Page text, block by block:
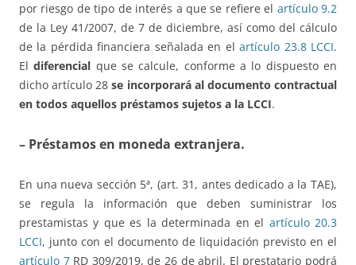
por riesgo de tipo de interés a que se refiere el artículo 9.2
de la Ley 41/2007, de 7 de diciembre, así como del cálculo
de la pérdida financiera señalada en elartículo 23.8 LCCI.
Eldiferencial que se calcule, conforme a lo dispuesto en
dicho artículo 28se incorporará al documento contractual
en todos aquellos préstamos sujetos a la LCCI.
– Préstamos en moneda extranjera.
En una nueva sección 5ª, (art. 31, antes dedicado a la TAE),
se regula la información que deben suministrar los
prestamistas y que es la determinada en el artículo 20.3
LCCI, junto con el documento de liquidación previsto en el
artículo 7RD 309/2019, de 26 de abril. El prestatario podrá